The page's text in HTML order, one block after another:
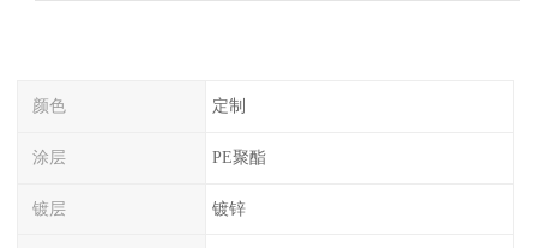
颜色 定制
涂层 PE聚酯
镀层 镀锌